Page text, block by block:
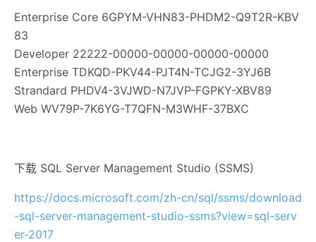
Enterprise Core 6GPYM-VHN83-PHDM2-Q9T2R-KBV
83
Developer 22222-00000-00000-00000-00000
Enterprise TDKQD-PKV44-PJT4N-TCJG2-3YJ6B
Strandard PHDV4-3VJWD-N7JVP-FGPKY-XBV89
Web WV79P-7K6YG-T7QFN-M3WHF-37BXC
下载 SQL Server Management Studio (SSMS)
https://docs.microsoft.com/zh-cn/sql/ssms/download
-sql-server-management-studio-ssms?view=sql-serv
er-2017